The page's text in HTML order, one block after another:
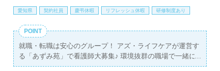
愛知県 契約社員 慶弔休暇 リフレッシュ休暇 研修制度あり
POINT
就職・転職は安心のグループ！ アズ・ライフケアが運営す
る「あずみ苑」で看護師大募集♪ 環境抜群の職場で一緒に
働きませんか？